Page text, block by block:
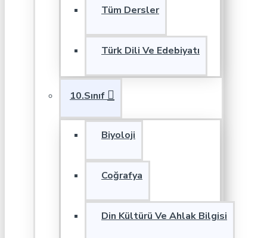
Tüm Dersler
Türk Dili Ve Edebiyatı
10.Sınıf
Biyoloji
Coğrafya
Din Kültürü Ve Ahlak Bilgisi